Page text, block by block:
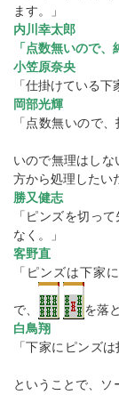
ます。」
内川幸太郎
「点数無いので、
小笠原奈央
「仕掛けている下
岡部光輝
「点数無いので
いので無理はしな
方から処理したい
勝又健志
「ピンズを切っ
なく。」
客野直
「ピンズは下家
で、
を落
白鳥翔
「下家にピンズ
ということで、ソ